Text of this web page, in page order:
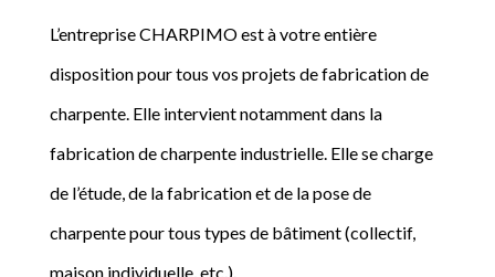
L’entreprise CHARPIMO est à votre entière
disposition pour tous vos projets de fabrication de
charpente. Elle intervient notamment dans la
fabrication de charpente industrielle. Elle se charge
de l’étude, de la fabrication et de la pose de
charpente pour tous types de bâtiment (collectif,
maison individuelle, etc.).